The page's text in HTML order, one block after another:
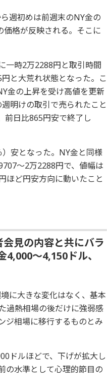
週初めは前週末のNY金の
格が反映される。そこに
一時2万2288円と取引時間
と大荒れ状態となった。こ
金の上昇を受け高値を更新
明けの取引で売られたこと
前日比865円安で終了し
安となった。NY金と同様
～2万2288円で、値幅は
ほど円安方向に動いたこと
見の内容と共にバラ
～4,150ドル、
に大きな変化はなく、基本
過熱相場の後だけに強弱感
ジ相場に移行するものとみ
ドルほどで、下げが拡大し
の水準として心理的節目の